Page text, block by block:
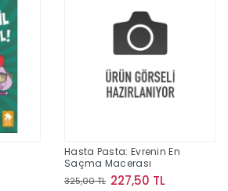
Hasta Pasta: Evrenin En
Saçma Macerası
325,00 TL 227,50 TL